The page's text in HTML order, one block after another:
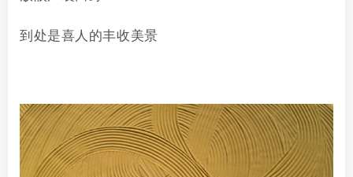
到处是喜人的丰收美景